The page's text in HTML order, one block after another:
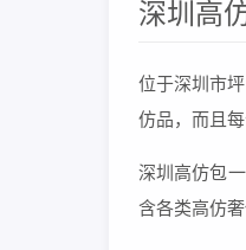
深圳高
位于深圳市
仿品，而且
深圳高仿包
含各类高仿奢